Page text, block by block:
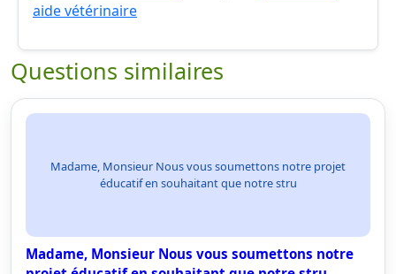
aide vétérinaire
Questions similaires
Madame, Monsieur Nous vous soumettons notre projet
éducatif en souhaitant que notre stru
Madame, Monsieur Nous vous soumettons notre